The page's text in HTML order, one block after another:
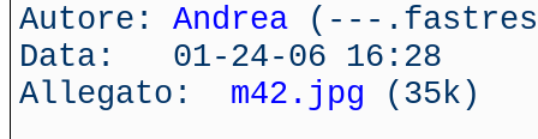
Autore: Andrea (---
Data: 01-24-06 16:28
Allegato: m42.jpg (35k)